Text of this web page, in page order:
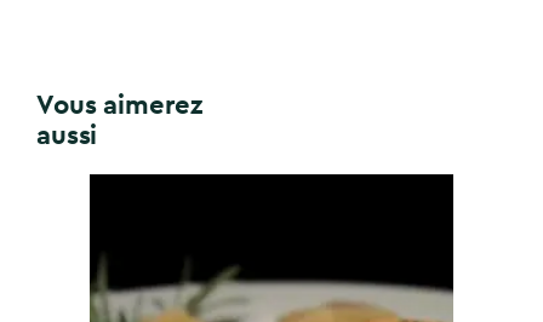
Vous aimerez
aussi